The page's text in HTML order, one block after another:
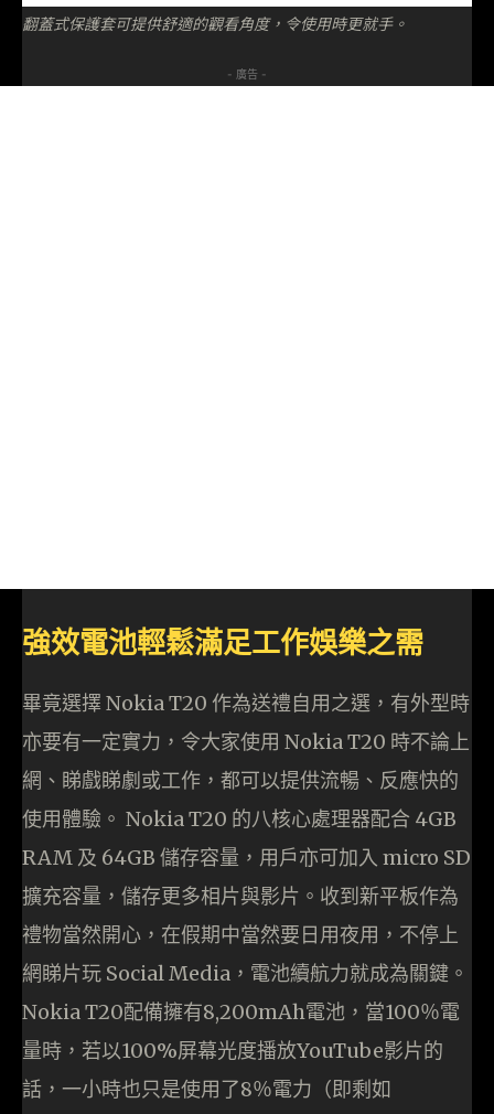
翻蓋式保護套可提供舒適的觀看角度，令使用時更就手。
- 廣告 -
強效電池輕鬆滿足工作娛樂之需
畢竟選擇 Nokia T20 作為送禮自用之選，有外型時
亦要有一定實力，令大家使用 Nokia T20 時不論上
網、睇戲睇劇或工作，都可以提供流暢、反應快的
使用體驗。 Nokia T20 的八核心處理器配合 4GB
RAM 及 64GB 儲存容量，用戶亦可加入 micro SD
擴充容量，儲存更多相片與影片。收到新平板作為
禮物當然開心，在假期中當然要日用夜用，不停上
網睇片玩 Social Media，電池續航力就成為關鍵。
Nokia T20配備擁有8,200mAh電池，當100％電
量時，若以100%屏幕光度播放YouTube影片的
話，一小時也只是使用了8％電力（即剩如